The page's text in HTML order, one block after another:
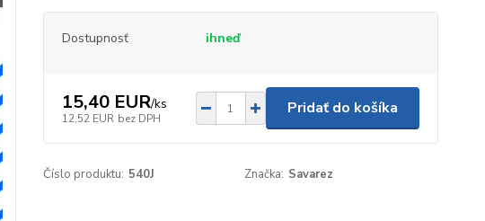
Dostupnosť ihneď
15,40 EUR/ks
12,52 EUR bez DPH
Pridať do košíka
Číslo produktu: 540J Značka: Savarez